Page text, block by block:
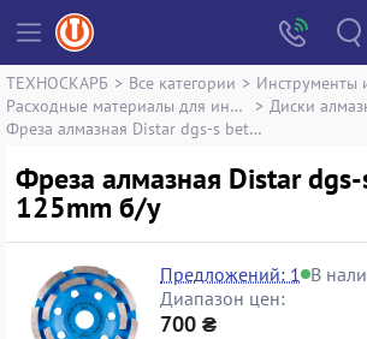
ТЕХНОСКАРБ > Все категории > Инструменты
Расходные материалы для инструментов
> Диски
Фреза алмазная Distar dgs-s beton 125mm
Фреза алмазная Distar
125mm б/у
Предложений: 1 В
Диапазон цен:
700 ₴